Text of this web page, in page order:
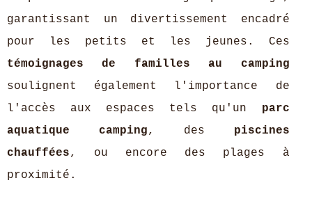
garantissant un divertissement encadré
pour les petits et les jeunes. Ces
témoignages de familles au camping
soulignent également l'importance de
l'accès aux espaces tels qu'un parc
aquatique camping, des piscines
chauffées, ou encore des plages à
proximité.